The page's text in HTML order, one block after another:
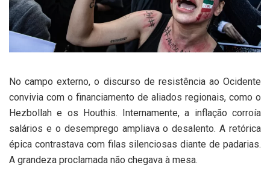
No campo externo, o discurso de resistência ao Ocidente
convivia com o financiamento de aliados regionais, como o
Hezbollah e os Houthis. Internamente, a inflação corroía
salários e o desemprego ampliava o desalento. A retórica
épica contrastava com filas silenciosas diante de padarias.
A grandeza proclamada não chegava à mesa.